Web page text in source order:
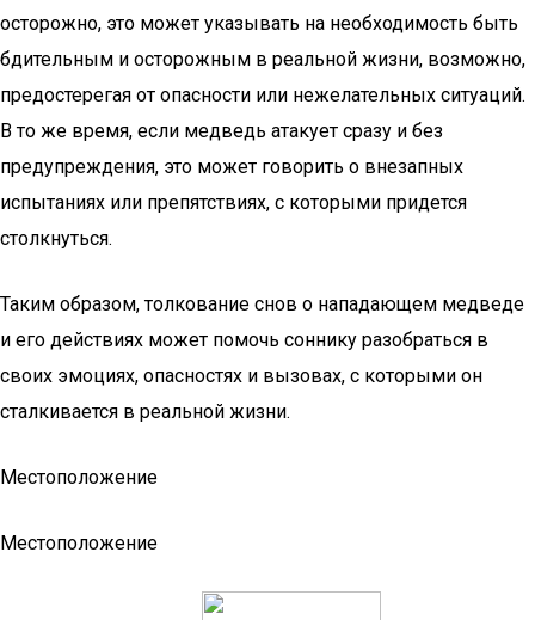
осторожно, это может указывать на необходимость быть
бдительным и осторожным в реальной жизни, возможно,
предостерегая от опасности или нежелательных ситуаций.
В то же время, если медведь атакует сразу и без
предупреждения, это может говорить о внезапных
испытаниях или препятствиях, с которыми придется
столкнуться.
Таким образом, толкование снов о нападающем медведе
и его действиях может помочь соннику разобраться в
своих эмоциях, опасностях и вызовах, с которыми он
сталкивается в реальной жизни.
Местоположение
Местоположение